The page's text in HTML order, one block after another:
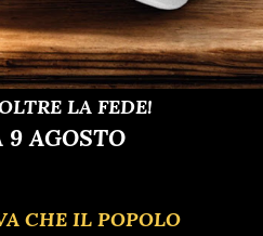
LA FEDE!
AGOSTO
CHE IL POPOLO